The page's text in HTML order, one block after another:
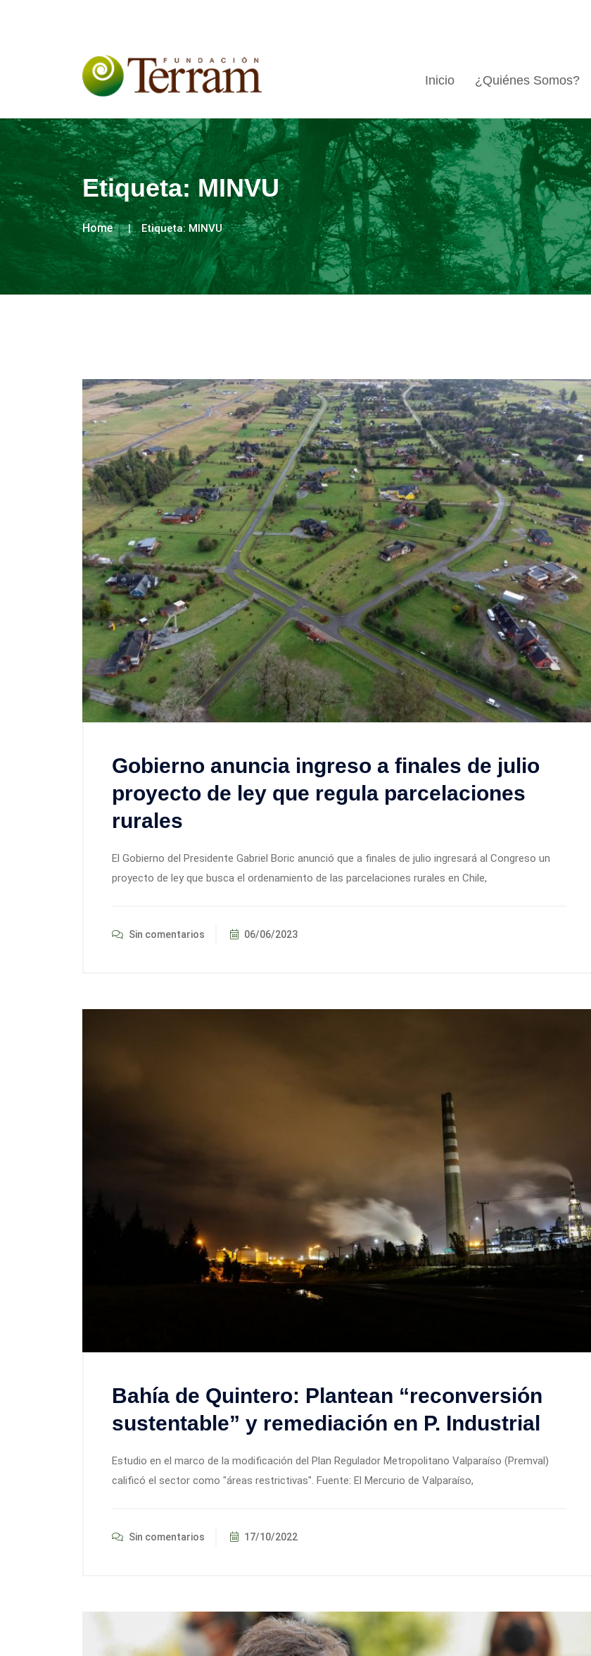
Inicio ¿Quiénes Somos?
Etiqueta:MINVU
Home Etiqueta:MINVU
Gobierno anuncia ingreso a finales de julio
proyecto de ley que regula parcelaciones
rurales
El Gobierno del Presidente Gabriel Boric anunció que a finales de julio ingresará al Congreso un
proyecto de ley que busca el ordenamiento de las parcelaciones rurales en Chile,
Sin comentarios 06/06/2023
Bahía de Quintero: Plantean “reconversión
sustentable” y remediación en P. Industrial
Estudio en el marco de la modificación del Plan Regulador Metropolitano Valparaíso (Premval)
calificó el sector como "áreas restrictivas". Fuente: El Mercurio de Valparaíso,
Sin comentarios 17/10/2022